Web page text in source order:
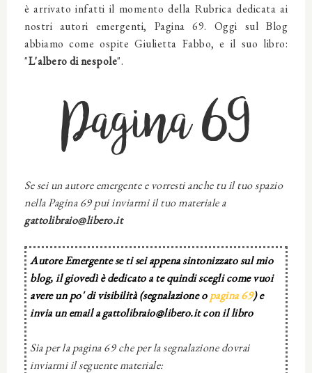
è arrivato infatti il momento della Rubrica dedicata ai
nostri autori emergenti, Pagina 69. Oggi sul Blog
abbiamo come ospite Giulietta Fabbo, e il suo libro:
"L'albero di nespole".
Pagina 69
Se sei un autore emergente e vorresti anche tu il tuo spazio
nella Pagina 69 pui inviarmi il tuo materiale a
gattolibraio@libero.it
Autore Emergente se ti sei appena sintonizzato sul mio
blog, il giovedì è dedicato a te quindi scegli come vuoi
avere un po' di visibilità (segnalazione opagina 69) e
invia un email a gattolibraio@libero.it con il libro
Sia per la pagina 69 che per la segnalazione dovrai
inviarmi il seguente materiale: